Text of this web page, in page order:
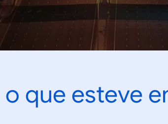
o que esteve